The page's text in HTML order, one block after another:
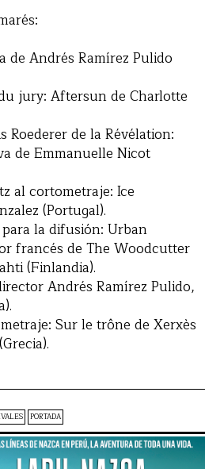
de Andrés Ramírez Pulido
jury: Aftersun de Charlotte
Roederer de la Révélation:
de Emmanuelle Nicot
al cortometraje: Ice
(Portugal).
la difusión: Urban
francés de The Woodcutter
(Finlandia).
Andrés Ramírez Pulido,
Sur le trône de Xerxès
PORTADA